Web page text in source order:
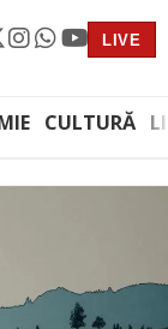
LIVE
CULTURĂ